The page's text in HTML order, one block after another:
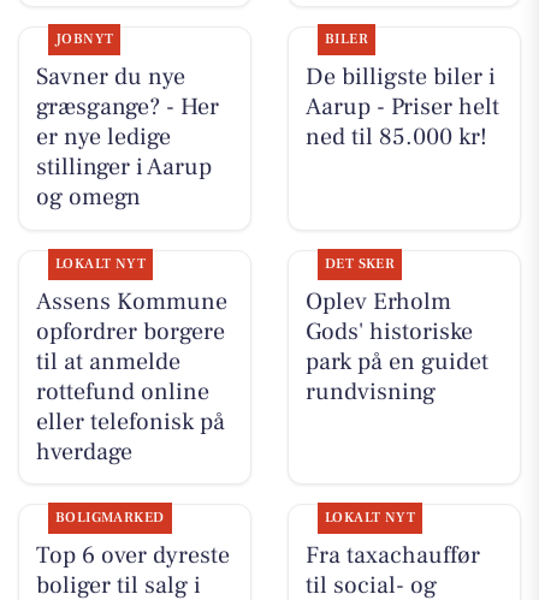
JOBNYT
Savner du nye
græsgange? - Her
er nye ledige
stillinger i Aarup
og omegn
BILER
De billigste biler i
Aarup - Priser helt
ned til 85.000 kr!
LOKALT NYT
Assens Kommune
opfordrer borgere
til at anmelde
rottefund online
eller telefonisk på
hverdage
DET SKER
Oplev Erholm
Gods' historiske
park på en guidet
rundvisning
BOLIGMARKED
Top 6 over dyreste
boliger til salg i
LOKALT NYT
Fra taxachauffør
til social- og